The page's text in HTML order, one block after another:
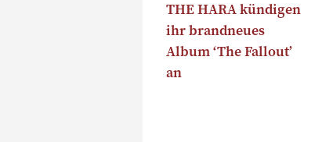
THE HARA kündigen
ihr brandneues
Album ‘The Fallout’
an